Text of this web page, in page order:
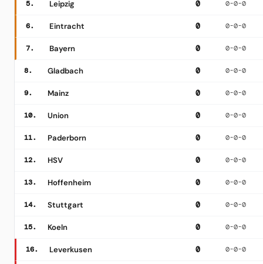
5. Leipzig 0 0-0-0
6. Eintracht 0 0-0-0
7. Bayern 0 0-0-0
8. Gladbach 0 0-0-0
9. Mainz 0 0-0-0
10. Union 0 0-0-0
11. Paderborn 0 0-0-0
12. HSV 0 0-0-0
13. Hoffenheim 0 0-0-0
14. Stuttgart 0 0-0-0
15. Koeln 0 0-0-0
16. Leverkusen 0 0-0-0